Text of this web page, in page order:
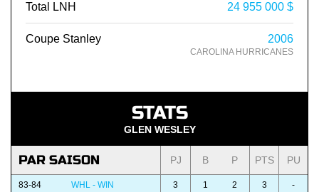
Total LNH 24 955 000 $
Coupe Stanley 2006
CAROLINA HURRICANES
STATS
GLEN WESLEY
PAR SAISON PJ B P PTS PU
83-84 WHL - WIN 3 1 2 3 -